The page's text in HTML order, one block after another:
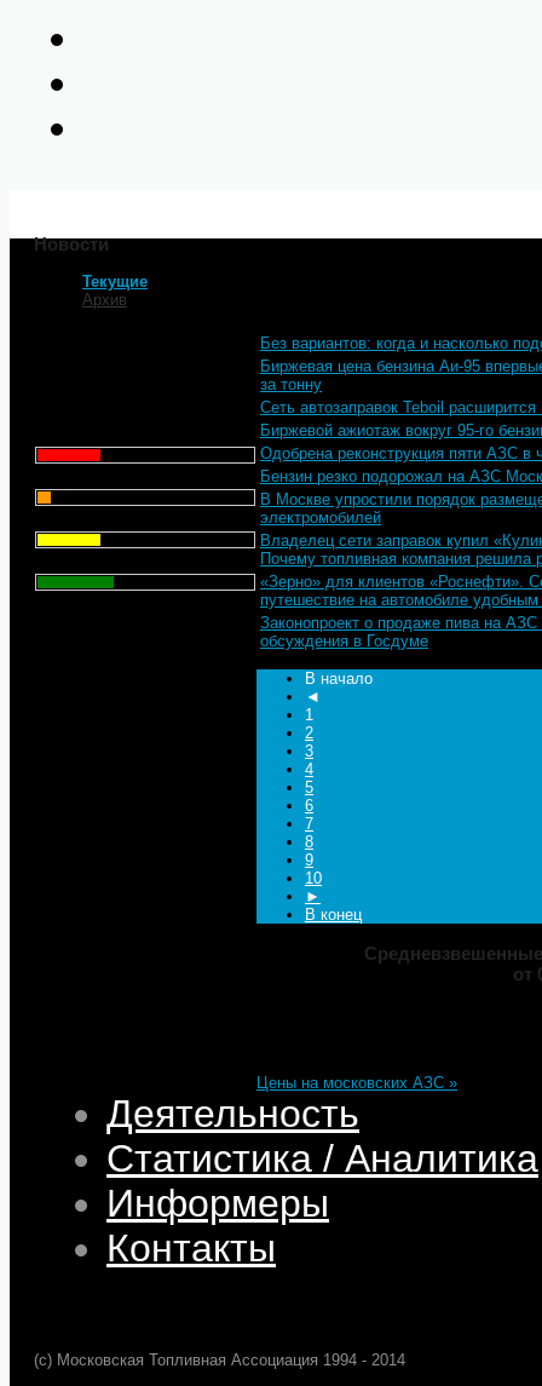
Новости
Текущие
Архив
Без вариантов: когда и насколько
Биржевая цена бензина Аи-95
за тонну
Сеть автозаправок Teboil
Биржевой ажиотаж вокруг 95-го
Одобрена реконструкция пяти АЗС в
Бензин резко подорожал на АЗС
В Москве упростили порядок
электромобилей
Владелец сети заправок купил
Почему топливная компания решила
«Зерно» для клиентов «Роснефти».
путешествие на автомобиле
Законопроект о продаже пива на
обсуждения в Госдуме
В начало
◄
1
2
3
4
5
6
7
8
9
10
►
В конец
от
Цены на московских АЗС »
Деятельность
Статистика / Аналитика
Информеры
Контакты
(c) Московская Топливная Ассоциация 1994 - 2014